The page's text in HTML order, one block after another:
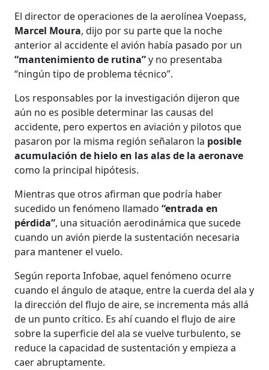
El director de operaciones de la aerolínea Voepass,
Marcel Moura, dijo por su parte que la noche
anterior al accidente el avión había pasado por un
“mantenimiento de rutina”y no presentaba
“ningún tipo de problema técnico”.
Los responsables por la investigación dijeron que
aún no es posible determinar las causas del
accidente, pero expertos en aviación y pilotos que
pasaron por la misma región señalaron la posible
acumulación de hielo en las alas de la aeronave
como la principal hipótesis.
Mientras que otros afirman que podría haber
sucedido un fenómeno llamado“entrada en
pérdida”, una situación aerodinámica que sucede
cuando un avión pierde la sustentación necesaria
para mantener el vuelo.
Según reporta Infobae, aquel fenómeno ocurre
cuando el ángulo de ataque, entre la cuerda del ala y
la dirección del flujo de aire, se incrementa más allá
de un punto crítico. Es ahí cuando el flujo de aire
sobre la superficie del ala se vuelve turbulento, se
reduce la capacidad de sustentación y empieza a
caer abruptamente.